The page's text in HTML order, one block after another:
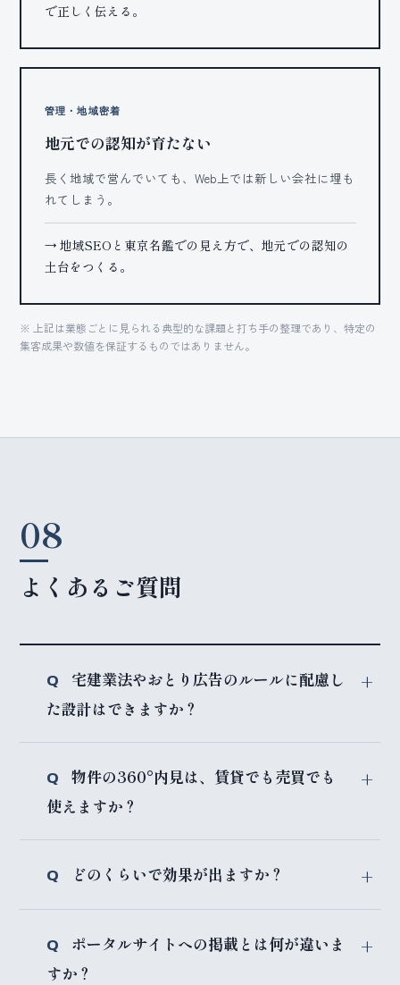
で正しく伝える。
管理・地域密着
地元での認知が育たない
長く地域で営んでいても、Web上では新しい会社に埋も
れてしまう。
→ 地域SEOと東京名鑑での見え方で、地元での認知の
土台をつくる。
※ 上記は業態ごとに見られる典型的な課題と打ち手の整理であり、特定の
集客成果や数値を保証するものではありません。
08
よくあるご質問
宅建業法やおとり広告のルールに配慮し
た設計はできますか？
物件の360°内見は、賃貸でも売買でも
使えますか？
どのくらいで効果が出ますか？
ポータルサイトへの掲載とは何が違いま
すか？